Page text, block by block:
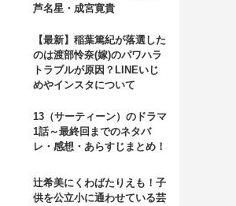
芦名星・成宮寛貴
【最新】稲葉篤紀が落選した
のは渡部怜奈(嫁)のパワハラ
トラブルが原因？LINEいじ
めやインスタについて
13（サーティーン）のドラマ
1話～最終回までのネタバ
レ・感想・あらすじまとめ！
辻希美にくわばたりえも！子
供を公立小に通わせている芸